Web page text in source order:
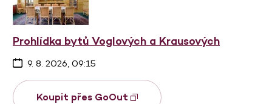
Prohlídka bytů Voglových a Krausových
9. 8. 2026, 09:15
Koupit přes GoOut